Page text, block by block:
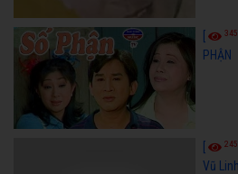
PHẬN
Vũ